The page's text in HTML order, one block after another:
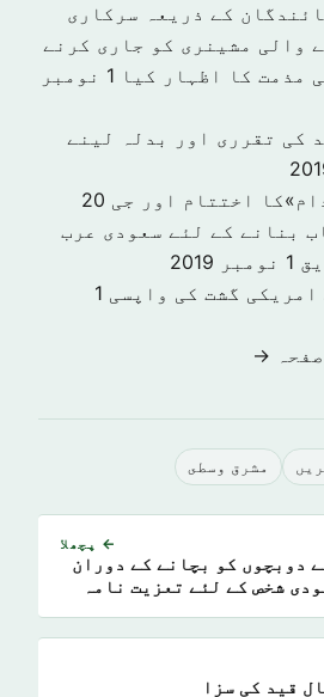
کے ذریعہ سرکاری
والی مشینری کو جاری کرنے
مذمت کا اظہار کیا
1 نومبر
کی تقرری اور بدلہ لینے
«سرمایہ کاری اقدام»کا اختتام اور جی 20
بنانے کے لئے سعودی عرب
1 نومبر 2019
گشت کی واپسی 1
صفحہ →
مشرق وسطى
← پچھلا
دوبچوں کو بچانے کے دوران
شخص کے لئے تعزیت نامہ